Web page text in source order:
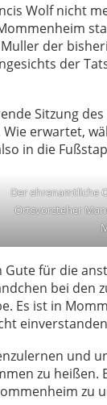
Wolf nicht
der
der
Sitzung
erwartet,
in die
Der ehrenamtliche
Ortsvorsteher
für die
bei den
Es ist in
und
zu heißen.
zu